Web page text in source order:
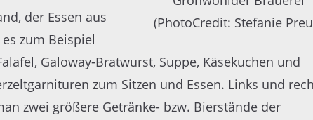
(PhotoCredit: Stefanie
der Essen aus
zum Beispiel
Galoway-Bratwurst, Suppe, Käsekuchen und
zum Sitzen und Essen. Links und
zwei größere Getränke- bzw. Bierstände der